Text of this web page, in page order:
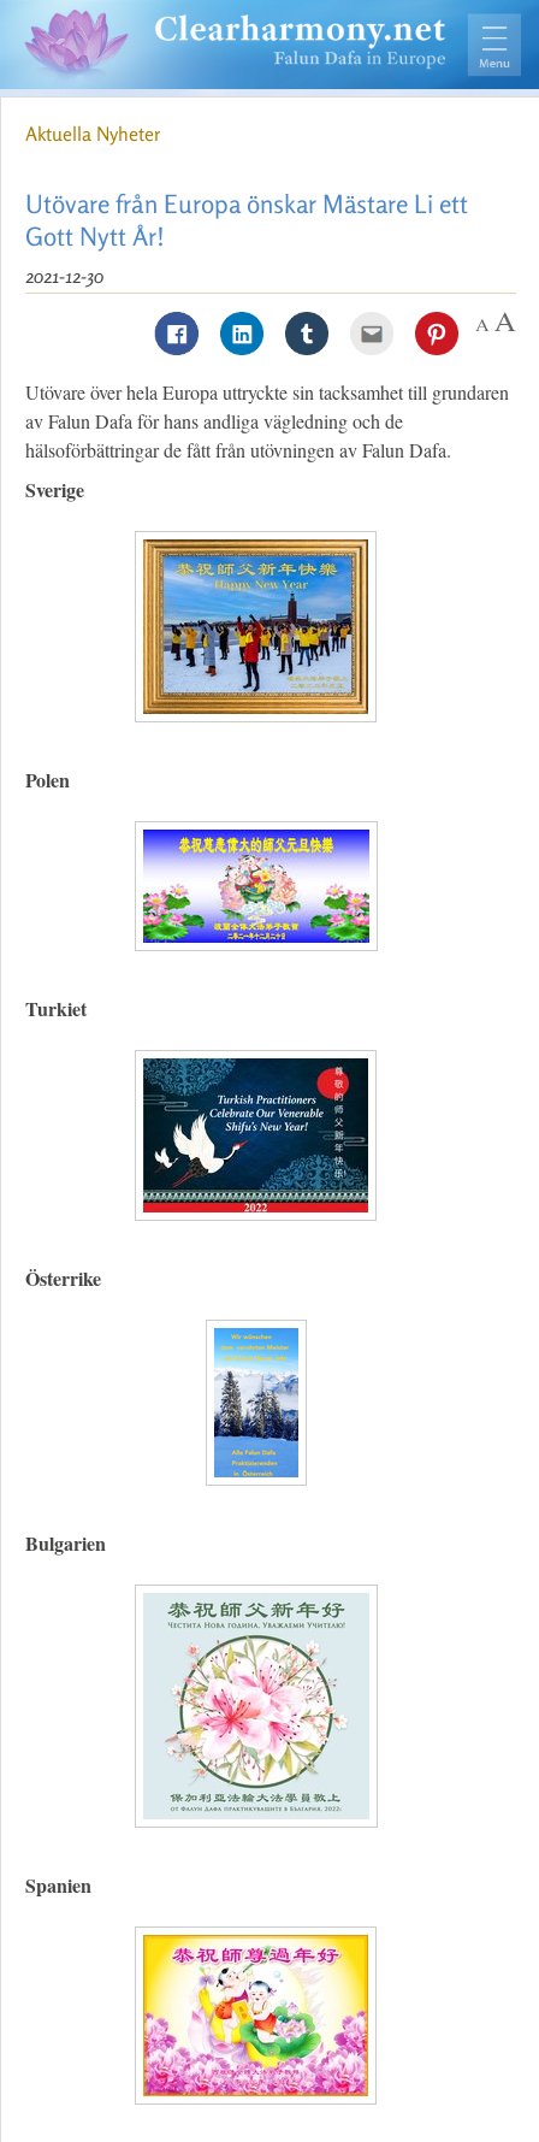
Aktuella Nyheter
Utövare från Europa önskar Mästare Li ett
Gott Nytt År!
2021-12-30
Utövare över hela Europa uttryckte sin tacksamhet till grundaren
av Falun Dafa för hans andliga vägledning och de
hälsoförbättringar de fått från utövningen av Falun Dafa.
Sverige
Polen
Turkiet
Österrike
Bulgarien
Spanien